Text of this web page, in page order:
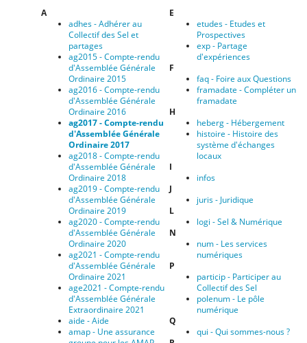
A
adhes - Adhérer au
Collectif des Sel et
partages
ag2015 - Compte-rendu
d'Assemblée Générale
Ordinaire 2015
ag2016 - Compte-rendu
d'Assemblée Générale
Ordinaire 2016
ag2017 - Compte-rendu
d'Assemblée Générale‭
‬Ordinaire‭ ‬2017
ag2018 - Compte-rendu
d'Assemblée Générale‭
‬Ordinaire‭ ‬2018
ag2019 - Compte-rendu
d'Assemblée Générale‭
‬Ordinaire‭ ‬2019
ag2020 - Compte-rendu
d'Assemblée Générale
Ordinaire 2020
ag2021 - Compte-rendu
d'Assemblée Générale
Ordinaire 2021
age2021 - Compte-rendu
d'Assemblée Générale
Extraordinaire 2021
aide - Aide
amap - Une assurance
E
etudes - Etudes et
Prospectives
exp - Partage
d'expériences
F
faq - Foire aux Questions
framadate - Compléter un
framadate
H
heberg - Hébergement
histoire - Histoire des
système d'échanges
locaux
I
infos
J
juris - Juridique
L
logi - Sel & Numérique
N
num - Les services
numériques
P
particip - Participer au
Collectif des Sel
polenum - Le pôle
numérique
Q
qui - Qui sommes-nous ?